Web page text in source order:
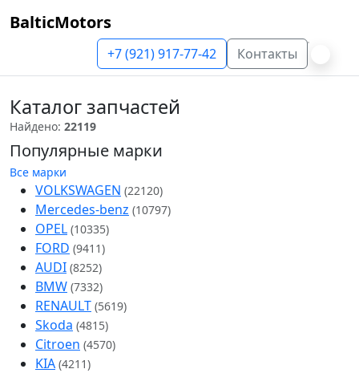
BalticMotors
+7 (921) 917-77-42 Контакты
Каталог запчастей
Найдено: 22119
Популярные марки
Все марки
VOLKSWAGEN (22120)
Mercedes-benz (10797)
OPEL (10335)
FORD (9411)
AUDI (8252)
BMW (7332)
RENAULT (5619)
Skoda (4815)
Citroen (4570)
KIA (4211)